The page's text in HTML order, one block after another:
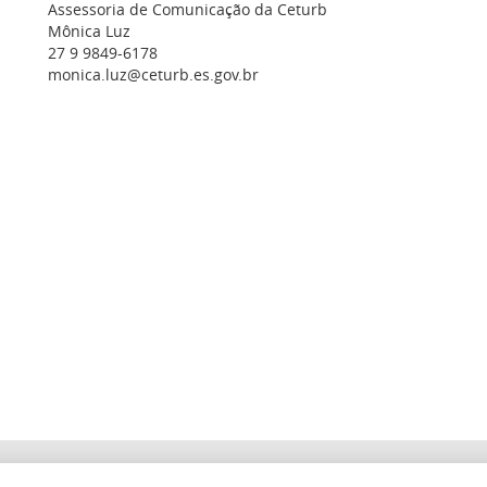
Assessoria de Comunicação da Ceturb
Mônica Luz
27 9 9849-6178
monica.luz@ceturb.es.gov.br